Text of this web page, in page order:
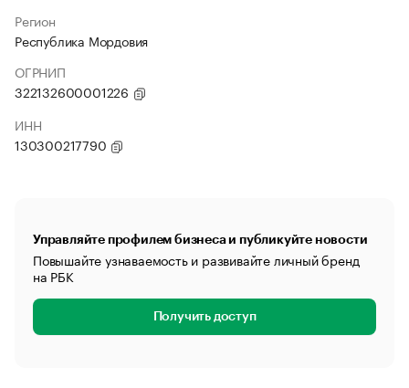
Регион
Республика Мордовия
ОГРНИП
322132600001226
ИНН
130300217790
Управляйте профилем бизнеса и публикуйте новости
Повышайте узнаваемость и развивайте личный бренд
на РБК
Получить доступ